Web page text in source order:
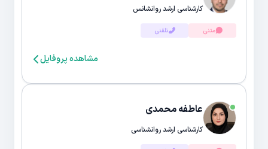
کارشناسی ارشد روانشانس
متنی تلفنی
مشاهده پروفایل
عاطفه محمدی
کارشناسی ارشد روانشناسی